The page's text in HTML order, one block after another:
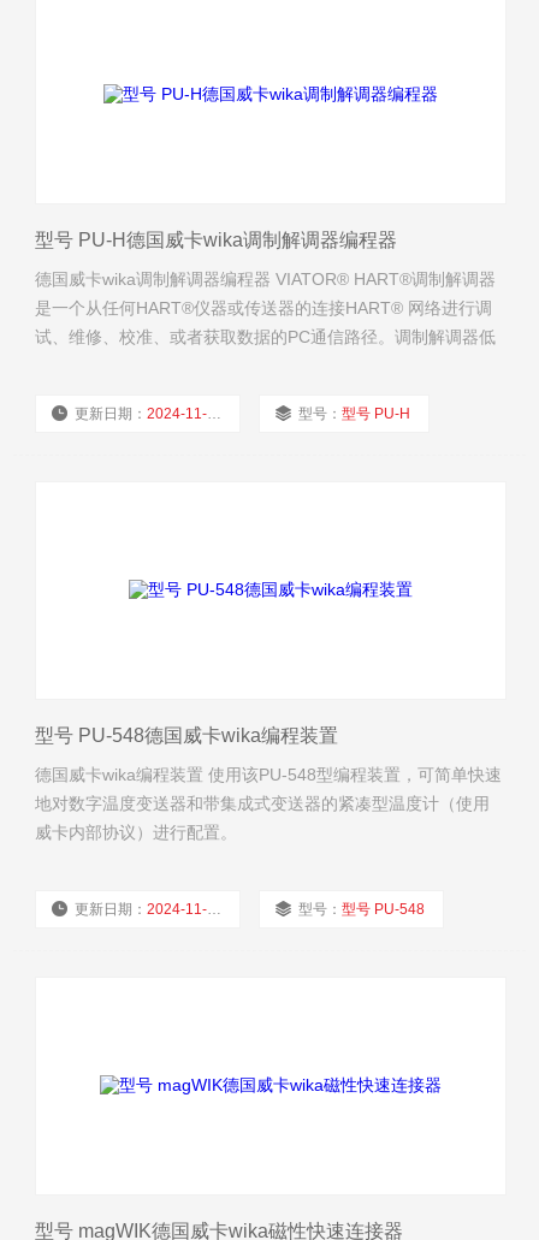
型号 PU-H德国威卡wika调制解调器编程器
德国威卡wika调制解调器编程器 VIATOR® HART®调制解调器
是一个从任何HART®仪器或传送器的连接HART® 网络进行调
试、维修、校准、或者获取数据的PC通信路径。调制解调器低
更新日期：2024-11-24 型号：型号 PU-H
型号 PU-548德国威卡wika编程装置
德国威卡wika编程装置 使用该PU-548型编程装置，可简单快速
地对数字温度变送器和带集成式变送器的紧凑型温度计（使用
威卡内部协议）进行配置。
更新日期：2024-11-24 型号：型号 PU-548
型号 magWIK德国威卡wika磁性快速连接器